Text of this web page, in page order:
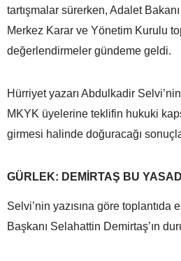
tartışmalar sürerken, Adalet
Merkez Karar ve Yönetim Kurulu
değerlendirmeler gündeme geldi.
Hürriyet yazarı Abdulkadir
MKYK üyelerine teklifin hukuki
girmesi halinde doğuracağı
GÜRLEK: DEMİRTAŞ BU
Selvi’nin yazısına göre toplantıda
Başkanı Selahattin Demirtaş’ın